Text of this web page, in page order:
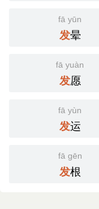
fā yūn
发晕
fā yuàn
发愿
fā yùn
发运
fā gēn
发根